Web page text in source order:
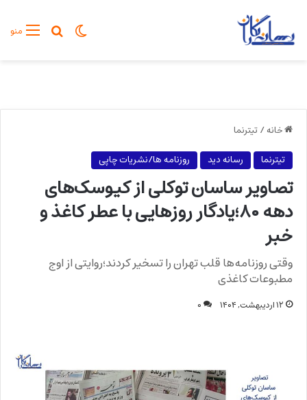
منوجستجو
تغییر پوسته
خانه/تیترنما
تیترنما
رسانه دید روزنامه ها/نشریات چاپی
تصاویر ساسان توکلی از کیوسک‌های
دهه ۸۰؛یادگار روزهایی با عطر کاغذ و
خبر
وقتی روزنامه‌ها قلب تهران را تسخیر کردند؛روایتی از اوج
مطبوعات کاغذی
۱۲ اردیبهشت, ۱۴۰۴ ۰